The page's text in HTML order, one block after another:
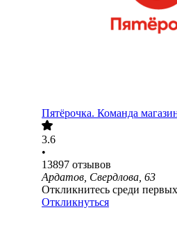
Пятёрочка. Команда
3.6
•
13897 отзывов
Ардатов, Свердлова, 63
Откликнитесь среди первых
Откликнуться